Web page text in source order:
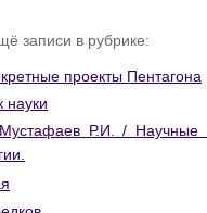
записи в рубрике:
проекты Пентагона
науки
Р.И. / Научные